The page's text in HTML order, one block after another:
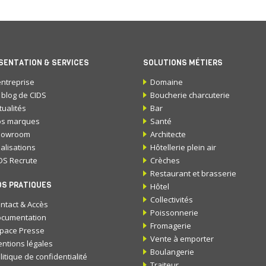
& SERVICES
de CIDS
marques
Recrute
PRATIQUES
& Accès
Presse
légales
de confidentialité
SOLUTIONS MÉTIERS
Domaine
Boucherie charcuterie
Bar
Santé
Architecte
Hôtellerie plein air
Crèches
Restaurant et brasserie
Hôtel
Collectivités
Poissonnerie
Fromagerie
Vente à emporter
Boulangerie